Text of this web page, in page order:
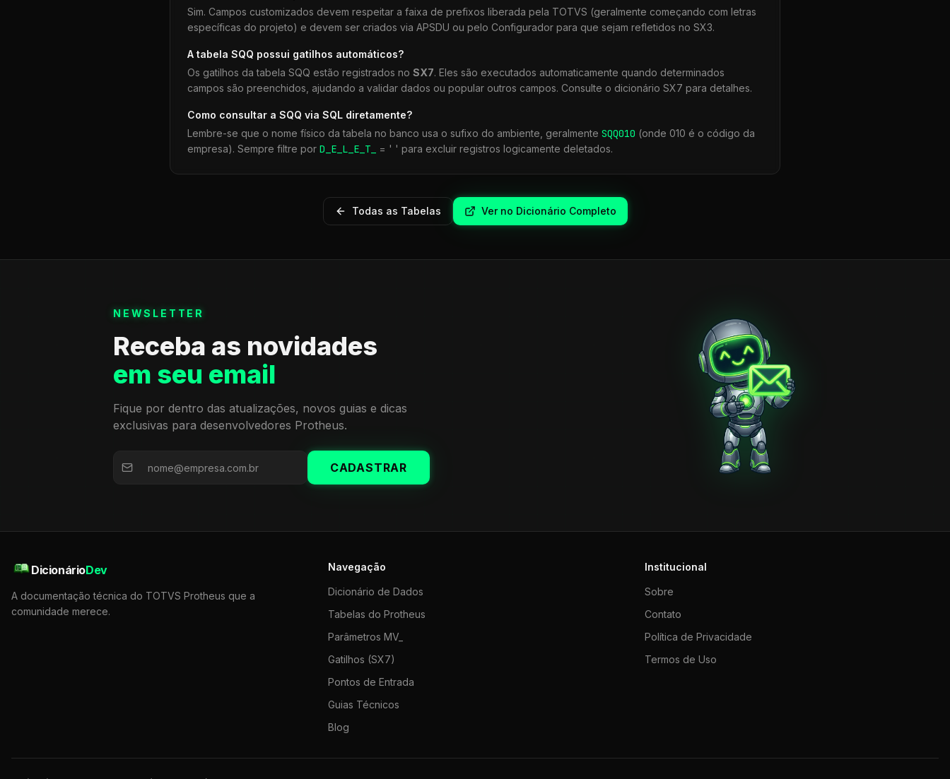
Sim. Campos customizados devem respeitar a faixa de prefixos liberada pela TOTVS (geralmente começando com letras
específicas do projeto) e devem ser criados via APSDU ou pelo Configurador para que sejam refletidos no SX3.
A tabela SQQ possui gatilhos automáticos?
Os gatilhos da tabela SQQ estão registrados no SX7. Eles são executados automaticamente quando determinados
campos são preenchidos, ajudando a validar dados ou popular outros campos. Consulte o dicionário SX7 para detalhes.
Como consultar a SQQ via SQL diretamente?
Lembre-se que o nome físico da tabela no banco usa o sufixo do ambiente, geralmente SQQ010 (onde 010 é o código da
empresa). Sempre filtre por D_E_L_E_T_ = ' ' para excluir registros logicamente deletados.
Todas as Tabelas Ver no Dicionário Completo
NEWSLETTER
Receba as novidades
em seu email
Fique por dentro das atualizações, novos guias e dicas
exclusivas para desenvolvedores Protheus.
CADASTRAR
DicionárioDev
A documentação técnica do TOTVS Protheus que a
comunidade merece.
Navegação
Dicionário de Dados
Tabelas do Protheus
Parâmetros MV_
Gatilhos (SX7)
Pontos de Entrada
Guias Técnicos
Blog
Institucional
Sobre
Contato
Política de Privacidade
Termos de Uso